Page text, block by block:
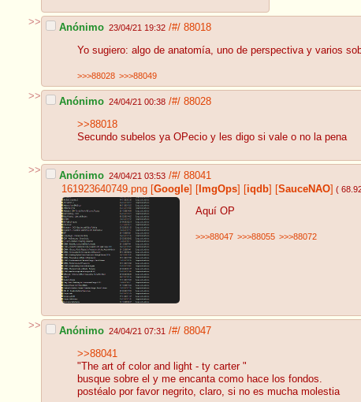
>> Anónimo 23/04/21 19:32 /#/ 88018
Yo sugiero: algo de anatomía, uno de perspectiva y varios
>>>88028 >>>88049
>> Anónimo 24/04/21 00:38 /#/ 88028
>>88018
Secundo subelos ya OPecio y les digo si vale o no la pena
>> Anónimo 24/04/21 03:53 /#/ 88041
161923640749.png [Google] [ ImgOps] [iqdb] [SauceNAO] (
Aquí OP
>>>88047 >>>88055 >>>88072
>> Anónimo 24/04/21 07:31 /#/ 88047
>>88041
"The art of color and light - ty carter "
busque sobre el y me encanta como hace los fondos.
postéalo por favor negrito, claro, si no es mucha molestia